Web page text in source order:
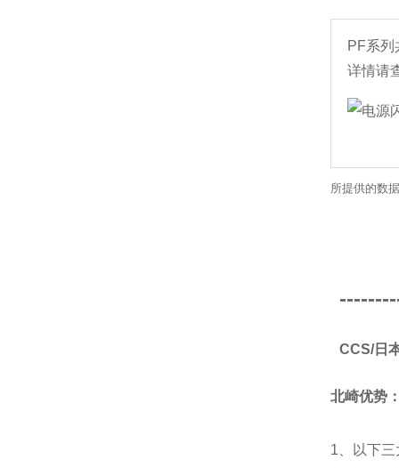
PF系
详情请
所提供的数
CCS/日
北崎优势
1、以下